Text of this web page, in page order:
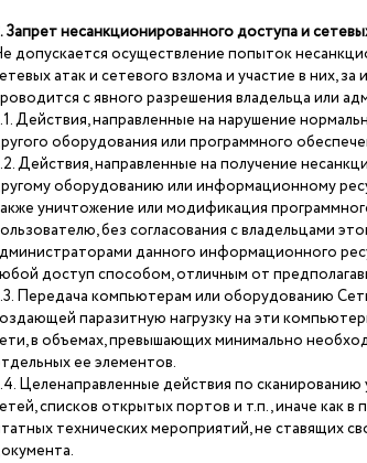
Запрет несанкционированного доступа и
допускается осуществление попыток
атак и сетевого взлома и участие в них,
с явного разрешения владельца или
Действия, направленные на нарушение
оборудования или программного
Действия, направленные на получение
оборудованию или информационному
уничтожение или модификация
без согласования с владельцами
данного информационного
доступ способом, отличным от
Передача компьютерам или оборудованию
паразитную нагрузку на эти
в объемах, превышающих минимально
ее элементов.
Целенаправленные действия по
списков открытых портов и т.п., иначе как
технических мероприятий, не ставящих